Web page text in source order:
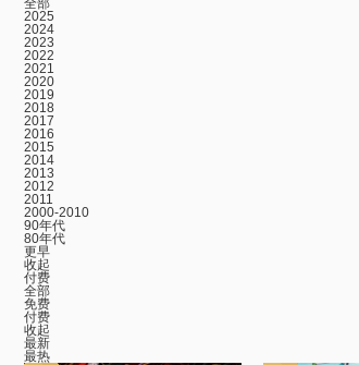
全部
2025
2024
2023
2022
2021
2020
2019
2018
2017
2016
2015
2014
2013
2012
2011
2000-2010
90年代
80年代
更早
收起
付费
全部
免费
付费
收起
最新
最热